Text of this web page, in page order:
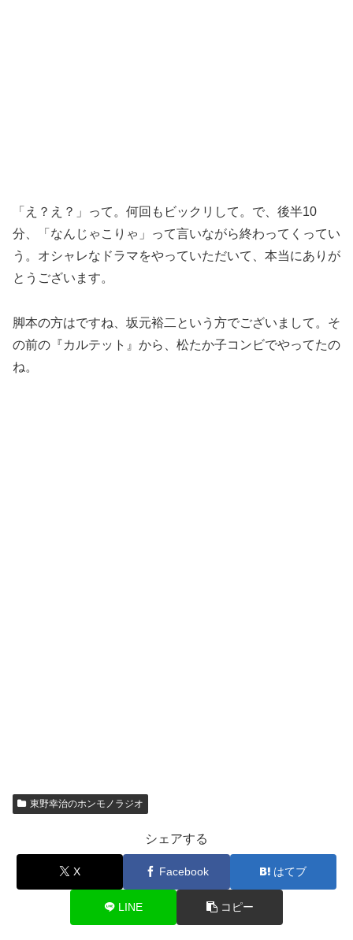
「え？え？」って。何回もビックリして。で、後半10
分、「なんじゃこりゃ」って言いながら終わってくってい
う。オシャレなドラマをやっていただいて、本当にありが
とうございます。
脚本の方はですね、坂元裕二という方でございまして。そ
の前の『カルテット』から、松たか子コンビでやってたの
ね。
東野幸治のホンモノラジオ
シェアする
X Facebook はてブ
LINE コピー